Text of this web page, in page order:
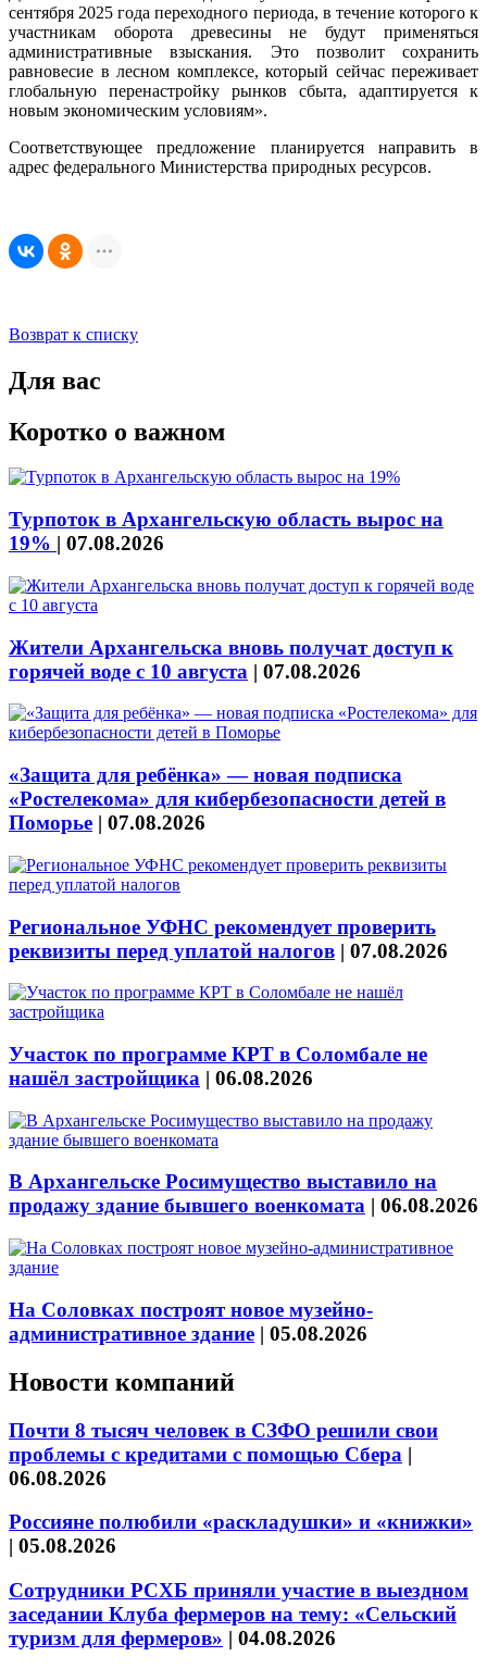
сентября 2025 года переходного периода, в течение которого к
участникам оборота древесины не будут применяться
административные взыскания. Это позволит сохранить
равновесие в лесном комплексе, который сейчас переживает
глобальную перенастройку рынков сбыта, адаптируется к
новым экономическим условиям».
Соответствующее предложение планируется направить в
адрес федерального Министерства природных ресурсов.
Возврат к списку
Для вас
Коротко о важном
Турпоток в Архангельскую область вырос на
19% | 07.08.2026
Жители Архангельска вновь получат доступ к
горячей воде с 10 августа | 07.08.2026
«Защита для ребёнка» — новая подписка
«Ростелекома» для кибербезопасности детей в
Поморье | 07.08.2026
Региональное УФНС рекомендует проверить
реквизиты перед уплатой налогов | 07.08.2026
Участок по программе КРТ в Соломбале не
нашёл застройщика | 06.08.2026
В Архангельске Росимущество выставило на
продажу здание бывшего военкомата | 06.08.2026
На Соловках построят новое музейно-
административное здание | 05.08.2026
Новости компаний
Почти 8 тысяч человек в СЗФО решили свои
проблемы с кредитами с помощью Сбера |
06.08.2026
Россияне полюбили «раскладушки» и «книжки»
| 05.08.2026
Сотрудники РСХБ приняли участие в выездном
заседании Клуба фермеров на тему: «Сельский
туризм для фермеров» | 04.08.2026